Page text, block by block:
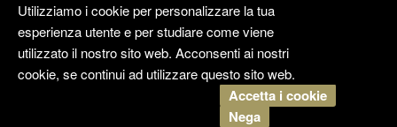
Kyuubi Cloud Solutionby STUDIO99. Tutti i diritti
Utilizziamo i cookie per personalizzare la tua
esperienza utente e per studiare come viene
utilizzato il nostro sito web. Acconsenti ai nostri
cookie, se continui ad utilizzare questo sito web.
Accetta i cookie
Nega